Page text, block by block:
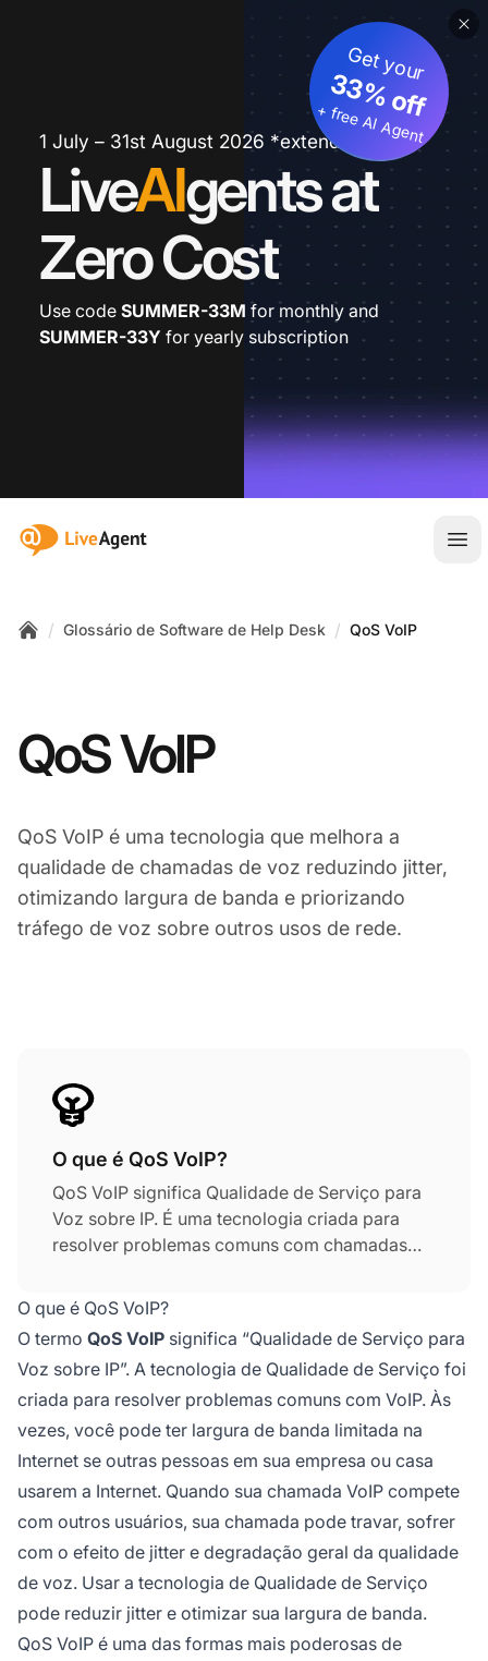
1 July – 31st August 2026 *extended
LiveAIgents at
Zero Cost
Get your
33% off
+ free AI Agent
Use code SUMMER-33M for monthly and
SUMMER-33Y for yearly subscription
:site.title
/ Glossário de Software de Help Desk / QoS VoIP
QoS VoIP
QoS VoIP é uma tecnologia que melhora a
qualidade de chamadas de voz reduzindo jitter,
otimizando largura de banda e priorizando
tráfego de voz sobre outros usos de rede.
O que é QoS VoIP?
QoS VoIP significa Qualidade de Serviço para
Voz sobre IP. É uma tecnologia criada para
resolver problemas comuns com chamadas
banda e garantindo transmissão confiável de
voz mesmo quando os recursos de rede são
limitados.
O que é QoS VoIP?
O termo QoS VoIP significa “Qualidade de Serviço para
Voz sobre IP”. A tecnologia de Qualidade de Serviço foi
criada para resolver problemas comuns com VoIP. Às
vezes, você pode ter largura de banda limitada na
Internet se outras pessoas em sua empresa ou casa
usarem a Internet. Quando sua chamada VoIP compete
com outros usuários, sua chamada pode travar, sofrer
com o efeito de jitter e degradação geral da qualidade
de voz. Usar a tecnologia de Qualidade de Serviço
pode reduzir jitter e otimizar sua largura de banda.
QoS VoIP é uma das formas mais poderosas de